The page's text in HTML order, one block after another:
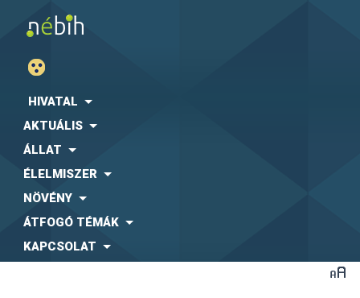
HIVATAL
AKTUÁLIS
ÁLLAT
ÉLELMISZER
NÖVÉNY
ÁTFOGÓ TÉMÁK
KAPCSOLAT